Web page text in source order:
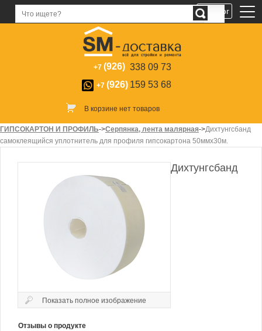
+7 (926) 338 09 73
+7 (926) 159 53 68
В корзине нет товаров
ГИПСОКАРТОН И ПРОФИЛЬ->Серпянка, лента малярная->Дихтунгсбанд
самоклеящийся уплотнитель для профиля гипсокартона 50ммх30м.
Показать полное изображение
Отзывы о продукте
Дихтунгсбанд
Каталог